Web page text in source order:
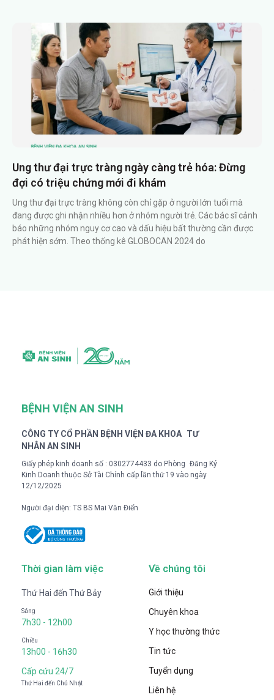
Ung thư đại trực tràng ngày càng trẻ hóa: Đừng
đợi có triệu chứng mới đi khám
Ung thư đại trực tràng không còn chỉ gặp ở người lớn tuổi mà
đang được ghi nhận nhiều hơn ở nhóm người trẻ. Các bác sĩ cảnh
báo những nhóm nguy cơ cao và dấu hiệu bất thường cần được
phát hiện sớm. Theo thống kê GLOBOCAN 2024 do
BỆNH VIỆN AN SINH
CÔNG TY CỔ PHẦN BỆNH VIỆN ĐA KHOA TƯ
NHÂN AN SINH
Giấy phép kinh doanh số : 0302774433 do Phòng Đăng Ký
Kinh Doanh thuộc Sở Tài Chính cấp lần thứ 19 vào ngày
12/12/2025
Người đại diện: TS BS Mai Văn Điển
Thời gian làm việc
Thứ Hai đến Thứ Bảy
Sáng
7h30 - 12h00
Chiều
13h00 - 16h30
Cấp cứu 24/7
Thứ Hai đến Chủ Nhật
Về chúng tôi
Giới thiệu
Chuyên khoa
Y học thường thức
Tin tức
Tuyển dụng
Liên hệ